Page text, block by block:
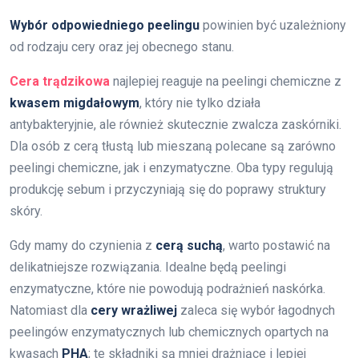
Wybór odpowiedniego peelingu powinien być uzależniony
od rodzaju cery oraz jej obecnego stanu.
Cera trądzikowa najlepiej reaguje na peelingi chemiczne z
kwasem migdałowym, który nie tylko działa
antybakteryjnie, ale również skutecznie zwalcza zaskórniki.
Dla osób z cerą tłustą lub mieszaną polecane są zarówno
peelingi chemiczne, jak i enzymatyczne. Oba typy regulują
produkcję sebum i przyczyniają się do poprawy struktury
skóry.
Gdy mamy do czynienia z cerą suchą, warto postawić na
delikatniejsze rozwiązania. Idealne będą peelingi
enzymatyczne, które nie powodują podrażnień naskórka.
Natomiast dla cery wrażliwej zaleca się wybór łagodnych
peelingów enzymatycznych lub chemicznych opartych na
kwasach PHA; te składniki są mniej drażniące i lepiej